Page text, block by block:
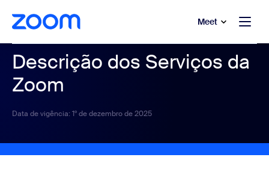
principal
chat de ajuda Meet
Descrição dos Serviços da
Zoom
Data de vigência: 1º de dezembro de 2025